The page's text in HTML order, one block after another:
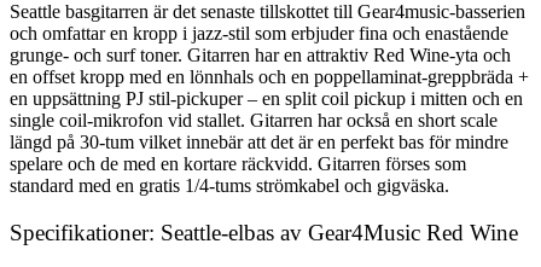
Seattle basgitarren är det senaste tillskottet till Gear4music-basserien
och omfattar en kropp i jazz-stil som erbjuder fina och enastående
grunge- och surf toner. Gitarren har en attraktiv Red Wine-yta och
en offset kropp med en lönnhals och en poppellaminat-greppbräda +
en uppsättning PJ stil-pickuper – en split coil pickup i mitten och en
single coil-mikrofon vid stallet. Gitarren har också en short scale
längd på 30-tum vilket innebär att det är en perfekt bas för mindre
spelare och de med en kortare räckvidd. Gitarren förses som
standard med en gratis 1/4-tums strömkabel och gigväska.
Specifikationer: Seattle-elbas av Gear4Music Red Wine